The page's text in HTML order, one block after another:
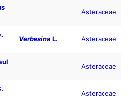
Asteraceae
Verbesina L. Asteraceae
Asteraceae
Asteraceae